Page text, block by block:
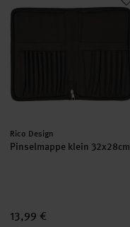
Hersteller:
Rico Design
Pinselmappe klein 32x28cm
13,99 €